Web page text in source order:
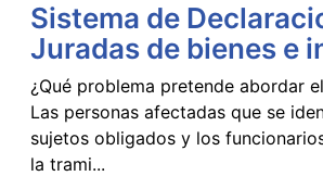
Sistema de
Juradas de bienes e
¿Qué problema pretende abordar
Las personas afectadas que se
sujetos obligados y los
la trami...